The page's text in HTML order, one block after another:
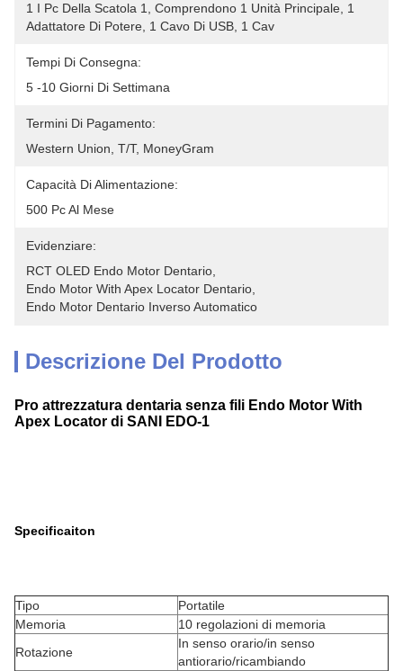
1 I Pc Della Scatola 1, Comprendono 1 Unità Principale, 1
Adattatore Di Potere, 1 Cavo Di USB, 1 Cav
Tempi Di Consegna:
5 -10 Giorni Di Settimana
Termini Di Pagamento:
Western Union, T/T, MoneyGram
Capacità Di Alimentazione:
500 Pc Al Mese
Evidenziare:
RCT OLED Endo Motor Dentario
Endo Motor With Apex Locator Dentario
Endo Motor Dentario Inverso Automatico
Descrizione Del Prodotto
Pro attrezzatura dentaria senza fili Endo Motor With
Apex Locator di SANI EDO-1
Specificaiton
Tipo
Portatile
Memoria
10 regolazioni di memoria
Rotazione
In senso orario/in senso
antiorario/ricambiando